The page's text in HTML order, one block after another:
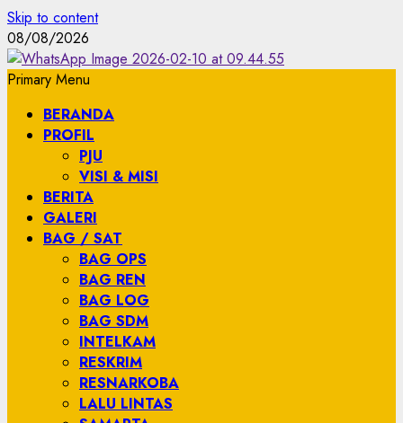
Skip to content
08/08/2026
Primary Menu
BERANDA
PROFIL
PJU
VISI & MISI
BERITA
GALERI
BAG / SAT
BAG OPS
BAG REN
BAG LOG
BAG SDM
INTELKAM
RESKRIM
RESNARKOBA
LALU LINTAS